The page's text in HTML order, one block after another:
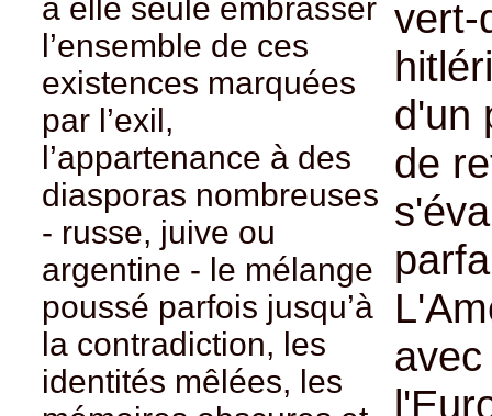
à elle seule embrasser
l’ensemble de ces
existences marquées
par l’exil,
l’appartenance à des
diasporas nombreuses
- russe, juive ou
argentine - le mélange
poussé parfois jusqu’à
la contradiction, les
identités mêlées, les
vert-
d'un
de